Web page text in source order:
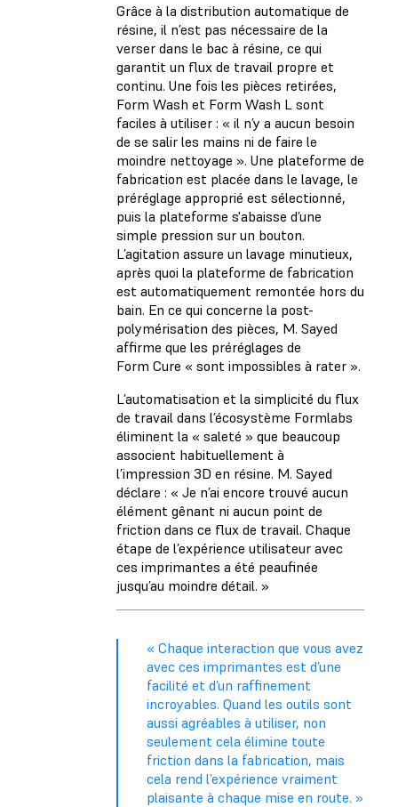
Grâce à la distribution automatique de
résine, il n’est pas nécessaire de la
verser dans le bac à résine, ce qui
garantit un flux de travail propre et
continu. Une fois les pièces retirées,
Form Wash et Form Wash L sont
faciles à utiliser : « il n’y a aucun besoin
de se salir les mains ni de faire le
moindre nettoyage ». Une plateforme de
fabrication est placée dans le lavage, le
préréglage approprié est sélectionné,
puis la plateforme s'abaisse d’une
simple pression sur un bouton.
L’agitation assure un lavage minutieux,
après quoi la plateforme de fabrication
est automatiquement remontée hors du
bain. En ce qui concerne la post-
polymérisation des pièces, M. Sayed
affirme que les préréglages de
Form Cure « sont impossibles à rater ».
L’automatisation et la simplicité du flux
de travail dans l’écosystème Formlabs
éliminent la « saleté » que beaucoup
associent habituellement à
l’impression 3D en résine. M. Sayed
déclare : « Je n’ai encore trouvé aucun
élément gênant ni aucun point de
friction dans ce flux de travail. Chaque
étape de l’expérience utilisateur avec
ces imprimantes a été peaufinée
jusqu’au moindre détail. »
« Chaque interaction que vous avez
avec ces imprimantes est d’une
facilité et d’un raffinement
incroyables. Quand les outils sont
aussi agréables à utiliser, non
seulement cela élimine toute
friction dans la fabrication, mais
cela rend l’expérience vraiment
plaisante à chaque mise en route. »